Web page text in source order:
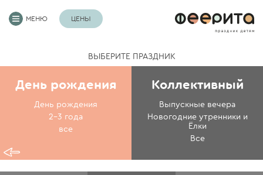
МЕНЮ ЦЕНЫ
ВЫБЕРИТЕ ПРАЗДНИК
День рождения
День рождения
2-3 года
все
Коллективный
Выпускные вечера
Новогодние утренники и
Ёлки
Все